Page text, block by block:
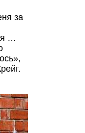
за
…